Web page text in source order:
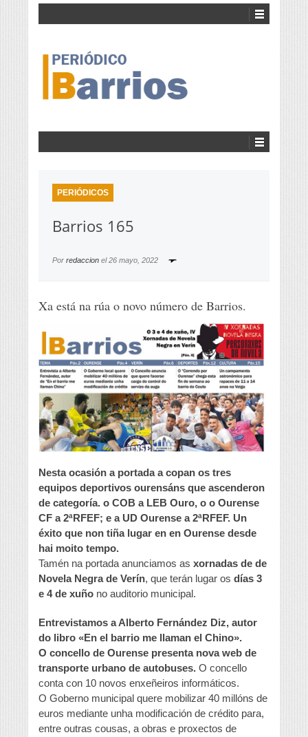
PERIÓDICOS
Barrios 165
Por redaccion el26 mayo, 2022
Xa está na rúa o novo número de Barrios.
Nesta ocasión a portada a copan os tres
equipos deportivos ourensáns que ascenderon
de categoría. o COB a LEB Ouro, o o Ourense
CF a 2ªRFEF; e a UD Ourense a 2ªRFEF. Un
éxito que non tiña lugar en en Ourense desde
hai moito tempo.
Tamén na portada anunciamos as xornadas de de
Novela Negra de Verín, que terán lugar os días 3
e 4 de xuño no auditorio municipal.
Entrevistamos a Alberto Fernández Diz, autor
do libro «En el barrio me llaman el Chino».
O concello de Ourense presenta nova web de
transporte urbano de autobuses. O concello
conta con 10 novos enxeñeiros informáticos.
O Goberno municipal quere mobilizar 40 millóns de
euros mediante unha modificación de crédito para,
entre outras cousas, a obras e proxectos de